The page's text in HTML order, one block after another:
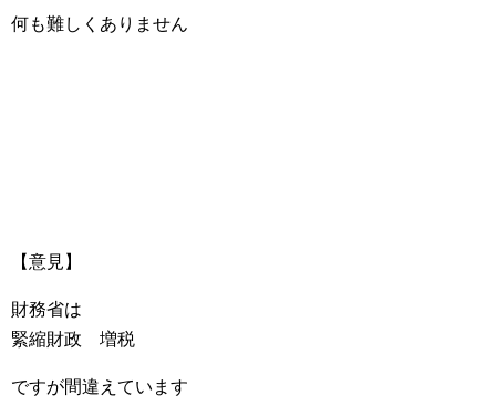
何も難しくありません
【意見】
財務省は
緊縮財政 増税
ですが間違えています